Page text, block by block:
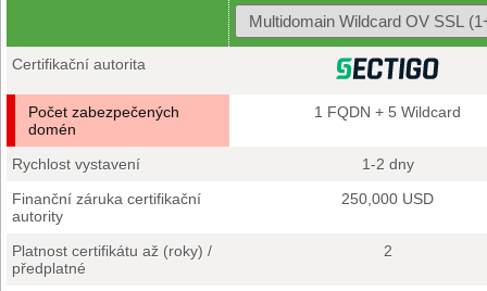
Certifikační autorita
Počet zabezpečených
domén
1 FQDN + 5 Wildcard
Rychlost vystavení
1-2 dny
Finanční záruka certifikační
autority
250,000 USD
Platnost certifikátu až (roky) /
předplatné
2